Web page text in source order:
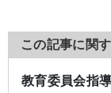
この記事に関
教育委員会指